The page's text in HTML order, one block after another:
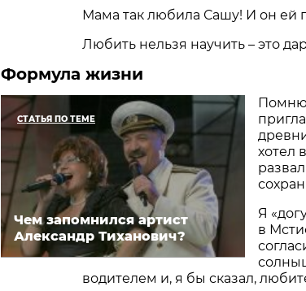
Мама так любила Сашу! И он ей
Любить нельзя научить – это
Формула жизни
СТАТЬЯ ПО ТЕМЕ
Чем запомнился артист
Александр Тиханович?
хотел
Я
в
водителем и, я бы сказал,